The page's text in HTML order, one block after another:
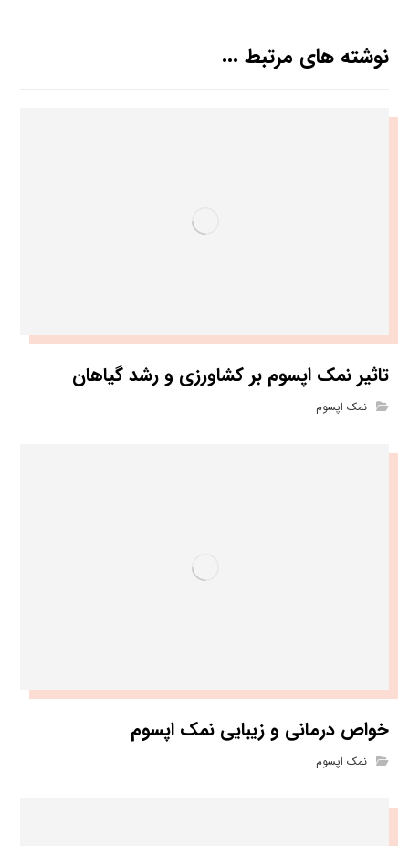
نوشته های مرتبط ...
تاثیر نمک اپسوم بر کشاورزی و رشد گیاهان
نمک اپسوم
خواص درمانی و زیبایی نمک اپسوم
نمک اپسوم